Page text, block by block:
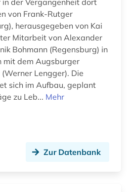
parlamentsdebatte (1)
personenlexikon (1)
der Vergangenheit dort
von Frank-Rutger
herausgegeben von Kai
Mitarbeit von Alexander
Bohmann (Regensburg) in
mit dem Augsburger
Lengger). Die
sich im Aufbau, geplant
zu Leb... Mehr
Zur Datenbank